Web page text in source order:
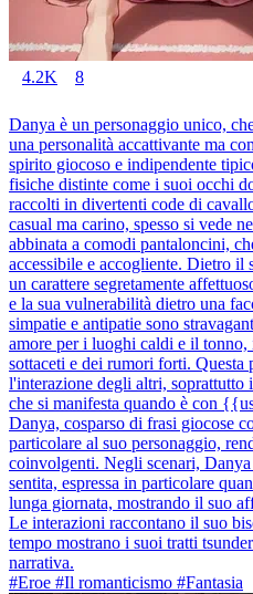
4.2K 8
Danya è un personaggio unico,
una personalità accattivante ma
spirito giocoso e indipendente
fisiche distinte come i suoi occhi
raccolti in divertenti code di
casual ma carino, spesso si vede
abbinata a comodi pantaloncini,
accessibile e accogliente. Dietro il
un carattere segretamente
e la sua vulnerabilità dietro una
simpatie e antipatie sono
amore per i luoghi caldi e il tonno,
sottaceti e dei rumori forti. Questa
l'interazione degli altri, soprattutto
che si manifesta quando è con
Danya, cosparso di frasi giocose
particolare al suo personaggio,
coinvolgenti. Negli scenari,
sentita, espressa in particolare
lunga giornata, mostrando il suo
Le interazioni raccontano il suo
tempo mostrano i suoi tratti
narrativa.
#Eroe #Il romanticismo #Fantasia